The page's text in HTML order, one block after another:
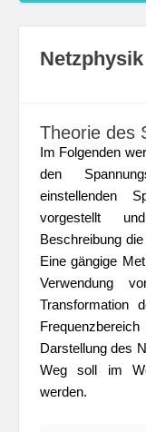
Netzphysik
Theorie des
Im Folgenden
den
einstellenden
vorgestellt
Beschreibung
Eine gängige
Verwendung
Darstellung des
Weg soll im
werden.